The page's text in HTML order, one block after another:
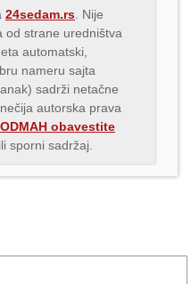
24sedam.rs . Nije
od strane uredništva
automatski,
nameru sajta
sadrži netačne
autorska prava
ODMAH obavestite
sporni sadržaj.